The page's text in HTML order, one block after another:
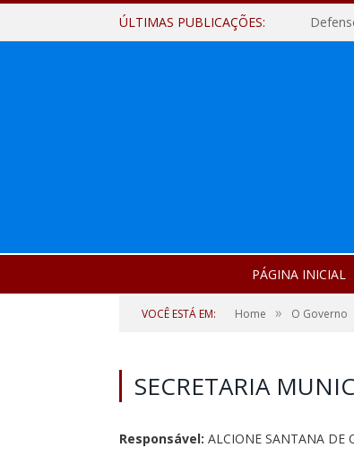
ÚLTIMAS PUBLICAÇÕES:
PÁGINA INICIAL
VOCÊ ESTÁ EM: Home » O Governo
SECRETARIA
Responsável: ALCIONE SANTANA DE